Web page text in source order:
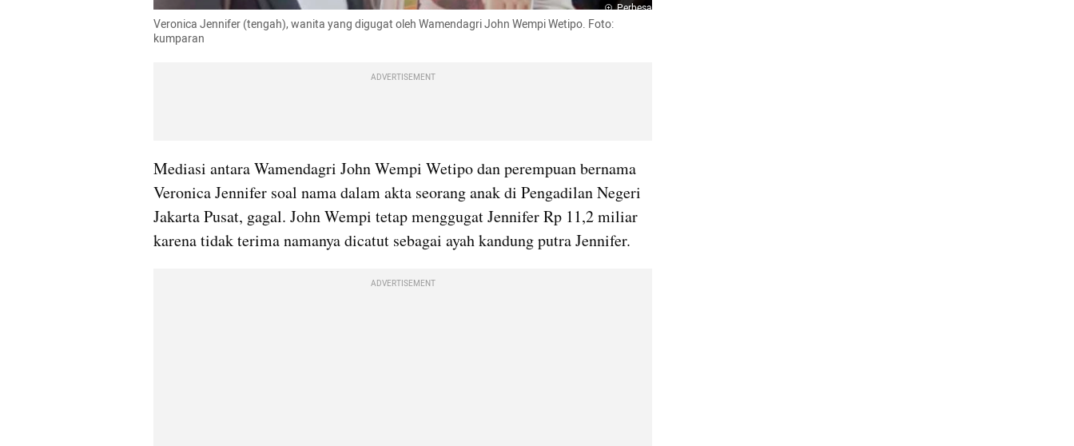
Perbesar
Veronica Jennifer (tengah), wanita yang digugat oleh Wamendagri John Wempi Wetipo. Foto:
kumparan
ADVERTISEMENT
Mediasi antara Wamendagri John Wempi Wetipo dan perempuan bernama
Veronica Jennifer soal nama dalam akta seorang anak di Pengadilan Negeri
Jakarta Pusat, gagal. John Wempi tetap menggugat Jennifer Rp 11,2 miliar
karena tidak terima namanya dicatut sebagai ayah kandung putra Jennifer.
ADVERTISEMENT